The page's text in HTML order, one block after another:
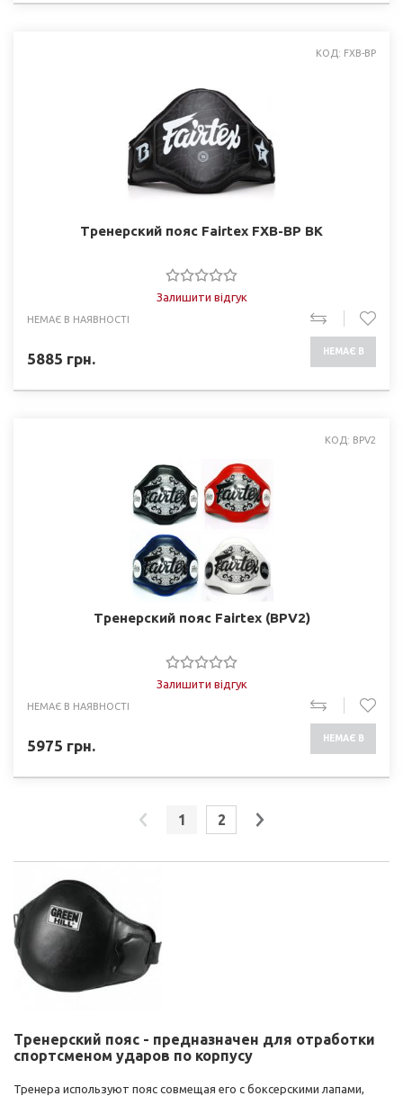
КОД: FXB-BP
Тренерский пояс Fairtex FXB-BP BK
Залишити відгук
НЕМАЄ В НАЯВНОСТІ
5885 грн. НЕМАЄ В
КОД: BPV2
Тренерский пояс Fairtex (BPV2)
Залишити відгук
НЕМАЄ В НАЯВНОСТІ
5975 грн. НЕМАЄ В
1 2
Тренерский пояс - предназначен для отработки
спортсменом ударов по корпусу
Тренера используют пояс совмещая его с боксерскими лапами,